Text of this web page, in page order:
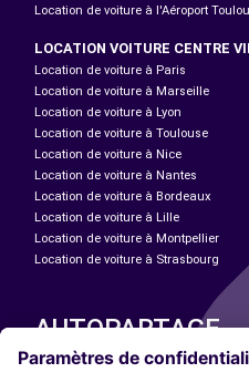
Location de voiture à l'Aéroport
LOCATION VOITURE CENTRE
Location de voiture à Paris
Location de voiture à Marseille
Location de voiture à Lyon
Location de voiture à Toulouse
Location de voiture à Nice
Location de voiture à Nantes
Location de voiture à Bordeaux
Location de voiture à Lille
Location de voiture à Montpellier
Location de voiture à Strasbourg
AUTOPARTAGE